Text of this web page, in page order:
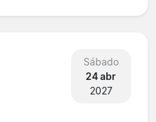
Sábado
24 abr
2027